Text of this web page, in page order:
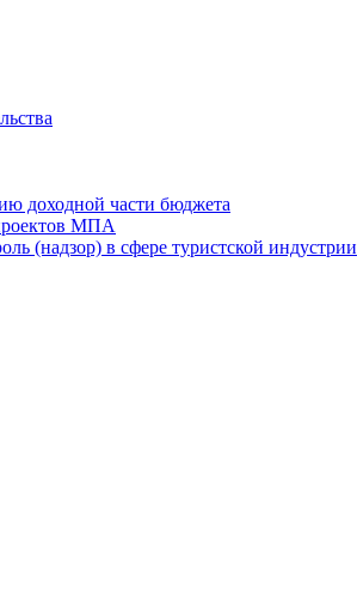
доходной части бюджета
МПА
(надзор) в сфере туристской индустрии